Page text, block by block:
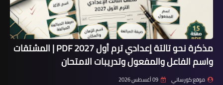
مذكرة نحو تالتة إعدادي ترم أول 2027 PDF | المشتقات
واسم الفاعل والمفعول وتدريبات الامتحان
موقع كورساتي 09 أغسطس 2026